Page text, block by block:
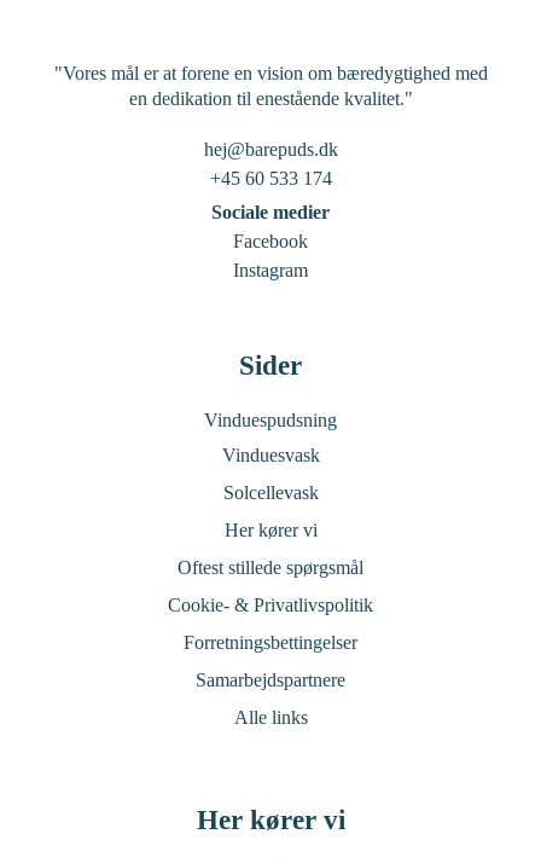
"Vores mål er at forene en vision om bæredygtighed med
en dedikation til enestående kvalitet."
hej@barepuds.dk
+45 60 533 174
Sociale medier
Facebook
Instagram
Sider
Vinduespudsning
Vinduesvask
Solcellevask
Her kører vi
Oftest stillede spørgsmål
Cookie- & Privatlivspolitik
Forretningsbettingelser
Samarbejdspartnere
Alle links
Her kører vi